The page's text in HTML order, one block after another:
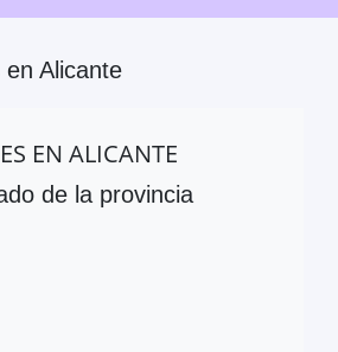
en Alicante
EN ALICANTE
de la provincia